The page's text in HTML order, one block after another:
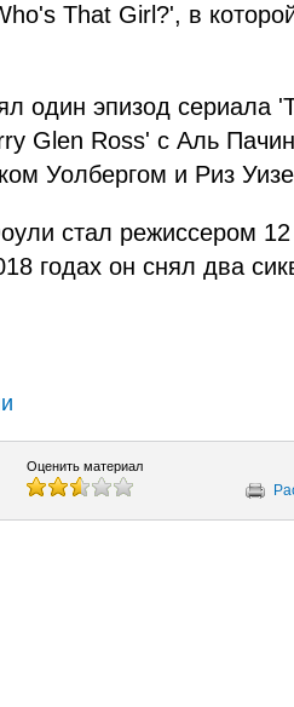
That Girl?', в
один эпизод сериала
Glen Ross' с Аль
Уолбергом и Риз
стал режиссером
годах он снял два
Оценить материал